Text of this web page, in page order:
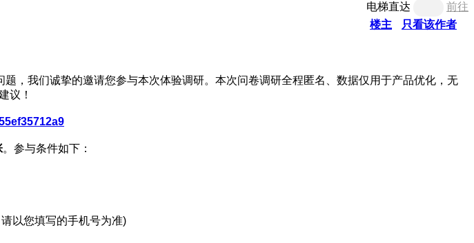
电梯直达
前往
楼主
只看该作者
，我们诚挚的邀请您参与本次体验调研。本次问卷调研全程匿名、数据仅用于产品优化，无
议！
。参与条件如下：
以您填写的手机号为准)